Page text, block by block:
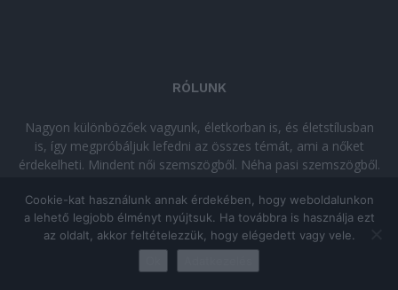
RÓLUNK
Nagyon különbözőek vagyunk, életkorban is, és életstílusban
is, így megpróbáljuk lefedni az összes témát, ami a nőket
érdekelheti. Mindent női szemszögből. Néha pasi szemszögből.
kikapcsolódásra vágysz!
© Copyright 2026 - mymirror.huADATKEZELÉSI TÁJÉKOZTATÓ
Impresszum
Cookie-kat használunk annak érdekében, hogy weboldalunkon
a lehető legjobb élményt nyújtsuk. Ha továbbra is használja ezt
az oldalt, akkor feltételezzük, hogy elégedett vagy vele.